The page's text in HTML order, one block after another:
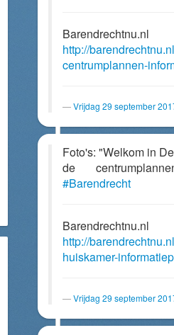
Barendrechtnu.nl
http://
centrumplannen-
Vrijdag 29 september
Foto's: "Welkom in
de
#Barendrecht
Barendrechtnu.nl
http://
huiskamer-
Vrijdag 29 september